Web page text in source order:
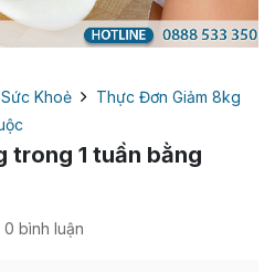
Khoẻ
Thực Đơn Giảm 8kg
trong 1 tuần bằng
0 bình luận